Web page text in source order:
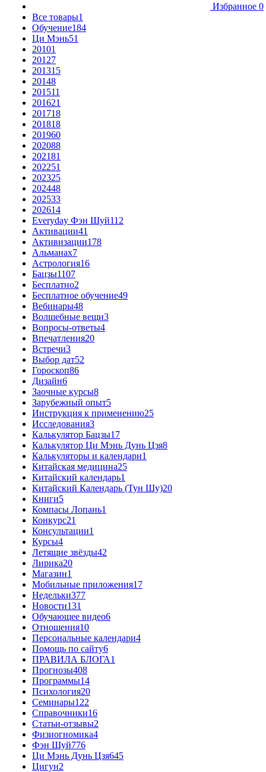
Избранное 0
Все товары1
Обучение184
Ци Мэнь51
20101
20127
201315
20148
201511
201621
201718
201818
201960
202088
202181
202251
202325
202448
202533
202614
Everyday Фэн Шуй112
Активации41
Активизации178
Альманах7
Астрология16
Бацзы1107
Бесплатно2
Бесплатное обучение49
Вебинары48
Волшебные вещи3
Вопросы-ответы4
Впечатления20
Встречи3
Выбор дат52
Гороскоп86
Дизайн6
Заочные курсы8
Зарубежный опыт5
Инструкция к применению25
Исследования3
Калькулятор Бацзы17
Калькулятор Ци Мэнь Дунь Цзя8
Калькуляторы и календари1
Китайская медицина25
Китайский календарь1
Китайский Календарь (Тун Шу)20
Книги5
Компасы Лопань1
Конкурс21
Консультации1
Курсы4
Летящие звёзды42
Лирика20
Магазин1
Мобильные приложения17
Недельки377
Новости131
Обучающее видео6
Отношения10
Персональные календари4
Помощь по сайту6
ПРАВИЛА БЛОГА1
Прогнозы408
Программы14
Психология20
Семинары122
Справочники16
Статьи-отзывы2
Физиогномика4
Фэн Шуй776
Ци Мэнь Дунь Цзя645
Цигун2